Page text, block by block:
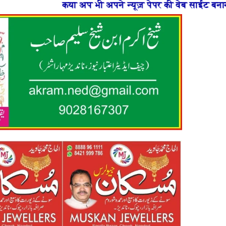
अप भी अपने न्यूज़ पेपर की वेब साईट बनाना चाहते है या